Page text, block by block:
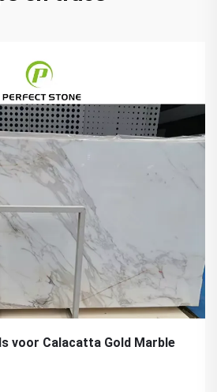
voor Calacatta Gold Marble